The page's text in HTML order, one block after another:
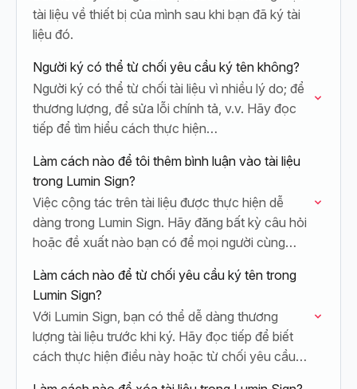
tài liệu về thiết bị của mình sau khi bạn đã ký tài
liệu đó.
Người ký có thể từ chối yêu cầu ký tên không?
Người ký có thể từ chối tài liệu vì nhiều lý do; để
thương lượng, để sửa lỗi chính tả, v.v. Hãy đọc
tiếp để tìm hiểu cách thực hiện…
Làm cách nào để tôi thêm bình luận vào tài liệu
trong Lumin Sign?
Việc cộng tác trên tài liệu được thực hiện dễ
dàng trong Lumin Sign. Hãy đăng bất kỳ câu hỏi
hoặc đề xuất nào bạn có để mọi người cùng…
Làm cách nào để từ chối yêu cầu ký tên trong
Lumin Sign?
Với Lumin Sign, bạn có thể dễ dàng thương
lượng tài liệu trước khi ký. Hãy đọc tiếp để biết
cách thực hiện điều này hoặc từ chối yêu cầu…